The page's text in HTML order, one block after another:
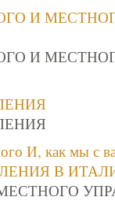
И
И
И, как мы с
В
МЕСТНОГО